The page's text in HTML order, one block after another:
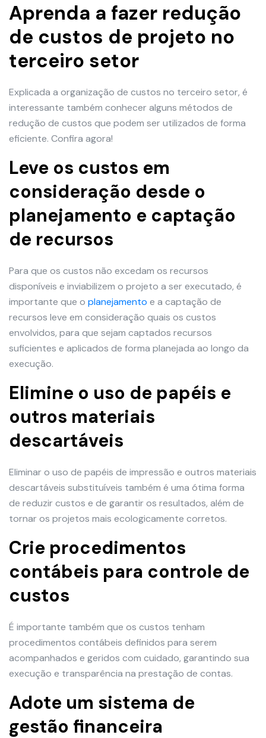
Aprenda a fazer redução
de custos de projeto no
terceiro setor
Explicada a organização de custos no terceiro setor, é
interessante também conhecer alguns métodos de
redução de custos que podem ser utilizados de forma
eficiente. Confira agora!
Leve os custos em
consideração desde o
planejamento e captação
de recursos
Para que os custos não excedam os recursos
disponíveis e inviabilizem o projeto a ser executado, é
importante que o planejamento e a captação de
recursos leve em consideração quais os custos
envolvidos, para que sejam captados recursos
suficientes e aplicados de forma planejada ao longo da
execução.
Elimine o uso de papéis e
outros materiais
descartáveis
Eliminar o uso de papéis de impressão e outros materiais
descartáveis substituíveis também é uma ótima forma
de reduzir custos e de garantir os resultados, além de
tornar os projetos mais ecologicamente corretos.
Crie procedimentos
contábeis para controle de
custos
É importante também que os custos tenham
procedimentos contábeis definidos para serem
acompanhados e geridos com cuidado, garantindo sua
execução e transparência na prestação de contas.
Adote um sistema de
gestão financeira